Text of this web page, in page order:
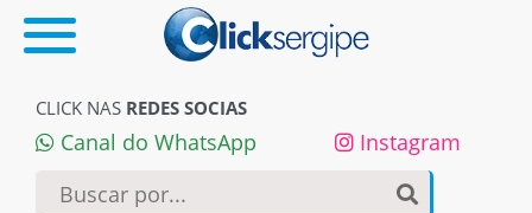
CLICK NAS REDES SOCIAS
Canal do WhatsApp Instagram